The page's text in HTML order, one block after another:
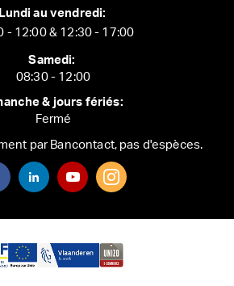
Lundi au vendredi:
- 12:00 & 12:30 - 17:00
Samedi:
08:30 - 12:00
& jours fériés:
Fermé
par Bancontact, pas d'espèces.